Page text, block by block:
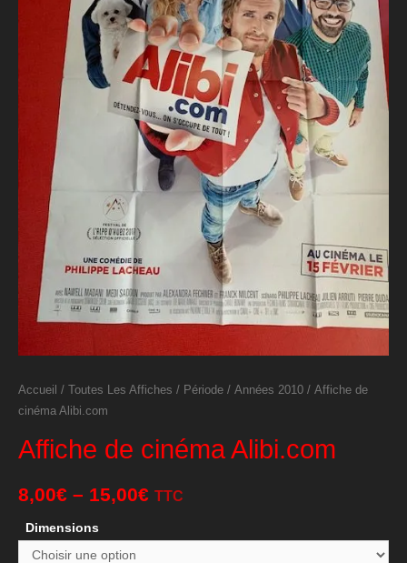
Accueil / Toutes Les Affiches / Période / Années 2010 / Affiche de
cinéma Alibi.com
Affiche de cinéma Alibi.com
8,00€ – 15,00€ TTC
Dimensions